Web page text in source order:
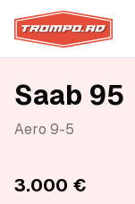
Saab 95
Aero 9-5
3.000 €